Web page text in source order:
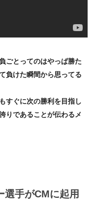
ごとってのはやっぱ勝た
負けた瞬間から思ってる
すぐに次の勝利を目指し
りであることが伝わるメ
選手がCMに起用